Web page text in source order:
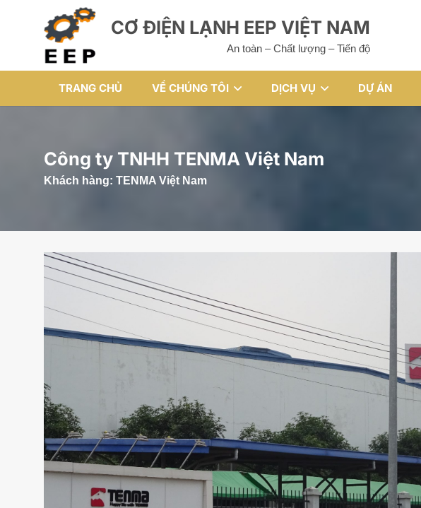
CƠ ĐIỆN LẠNH EEP VIỆT NAM
An toàn – Chất lượng – Tiến độ
TRANG CHỦ VỀ CHÚNG TÔI DỊCH VỤ DỰ ÁN
Công ty TNHH TENMA Việt Nam
Khách hàng: TENMA Việt Nam